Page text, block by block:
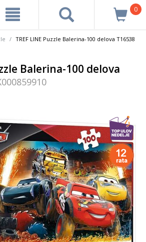
0
TREF LINE Puzzle Balerina-100 delova T16538
Balerina-100 delova